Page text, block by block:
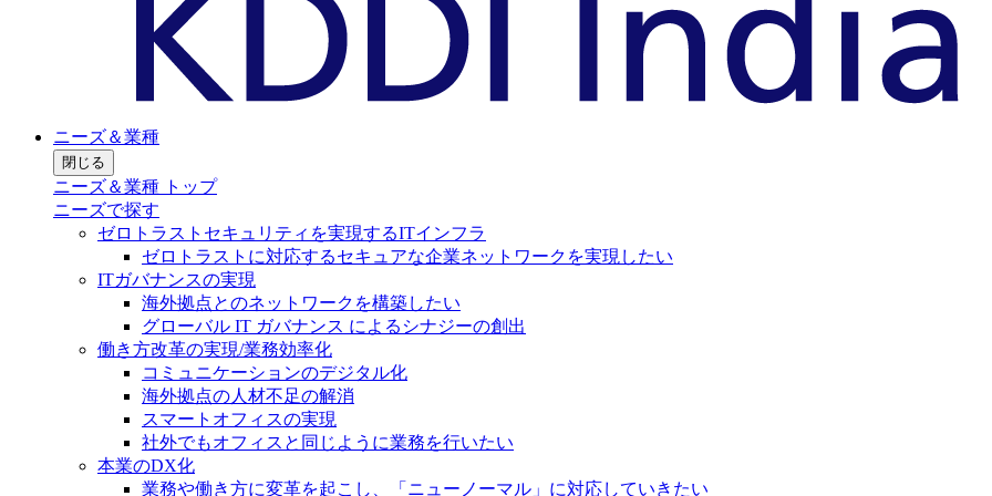
ニーズ＆業種
閉じる
ニーズ＆業種 トップ
ニーズで探す
ゼロトラストセキュリティを実現するITインフラ
ゼロトラストに対応するセキュアな企業ネットワークを実現したい
ITガバナンスの実現
海外拠点とのネットワークを構築したい
グローバル IT ガバナンス によるシナジーの創出
働き方改革の実現/業務効率化
コミュニケーションのデジタル化
海外拠点の人材不足の解消
スマートオフィスの実現
社外でもオフィスと同じように業務を行いたい
本業のDX化
業務や働き方に変革を起こし、「ニューノーマル」に対応していきたい